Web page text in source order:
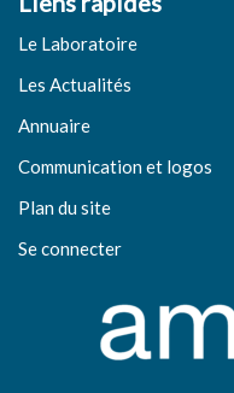
Le Laboratoire
Les Actualités
Annuaire
Communication et logos
Plan du site
Se connecter